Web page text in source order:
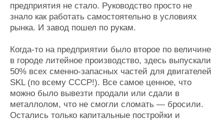
предприятия не стало. Руководство просто не
знало как работать самостоятельно в условиях
рынка. И завод пошел по рукам.
Когда-то на предприятии было второе по величине
в городе литейное производство, здесь выпускали
50% всех сменно-запасных частей для двигателей
SKL (по всему СССР!). Все самое ценное, что
можно было вывезти продали или сдали в
металлолом, что не смогли сломать — бросили.
Остались только капитальные постройки и